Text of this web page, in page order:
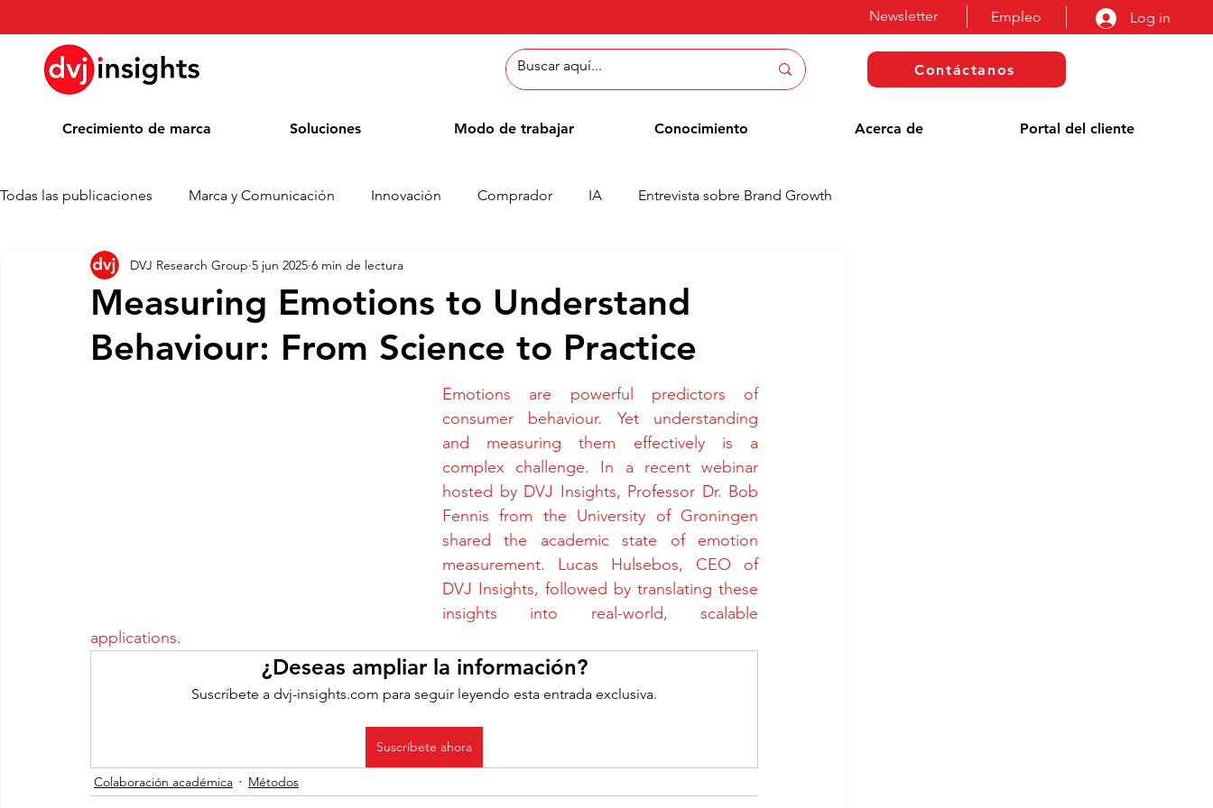
Empleo Log in
Newsletter
Contáctanos
Crecimiento de marca Soluciones Modo de trabajar Conocimiento Acerca de Portal del cliente
Todas las publicaciones Marca y Comunicación Innovación Comprador IA Entrevista sobre Brand Growth
Comunicado de prensa Noticias Whitepaper
Colaboración académica Premios
Measuring Emotions to Understand
Behaviour: From Science to Practice
DVJ Research Group 5 jun 2025 6 min de lectura
Emotions are powerful predictors of
consumer behaviour. Yet understanding
and measuring them effectively is a
complex challenge. In a recent webinar
hosted by DVJ Insights, Professor Dr. Bob
Fennis from the University of Groningen
shared the academic state of emotion
measurement. Lucas Hulsebos, CEO of
DVJ Insights, followed by translating these
insights into real-world, scalable
applications.
¿Deseas ampliar la información?
Suscríbete a dvj-insights.com para seguir leyendo esta entrada exclusiva.
Suscríbete ahora
Colaboración académica Métodos